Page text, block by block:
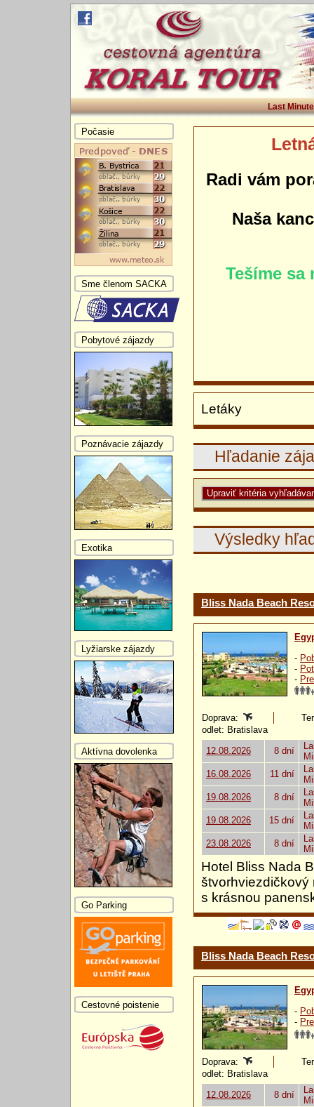
Last Minute
Radi vám
Naša
Tešíme sa
Letáky
Hľadanie
Výsledky
Bliss Nada Beach
-
-
-
Doprava:
odlet: Bratislava
12.08.2026
8 dní
16.08.2026
11 dní
19.08.2026
8 dní
19.08.2026
15 dní
23.08.2026
8 dní
Hotel Bliss Nada
štvorhviezdičkový
s krásnou
Bliss Nada Beach
-
-
Doprava:
odlet: Bratislava
12.08.2026
8 dní
Počasie
Sme členom SACKA
Pobytové zájazdy
Poznávacie zájazdy
Exotika
Lyžiarske zájazdy
Aktívna dovolenka
Go Parking
Cestovné poistenie